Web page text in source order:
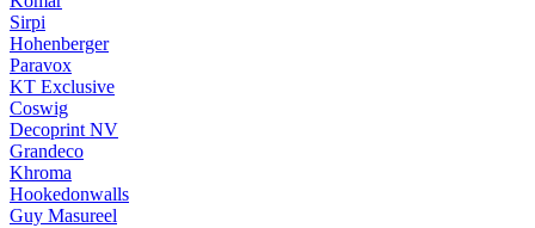
Sirpi
Hohenberger
Paravox
KT Exclusive
Coswig
Decoprint NV
Grandeco
Khroma
Hookedonwalls
Guy Masureel